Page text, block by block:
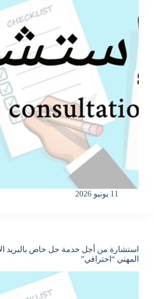
11 يونيو 2026
استشارة من أجل خدمة حل خاص بالبريد
المهني “احترافي”